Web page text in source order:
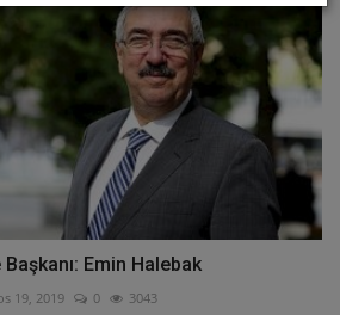
Emin Halebak
19, 2019 0 3043